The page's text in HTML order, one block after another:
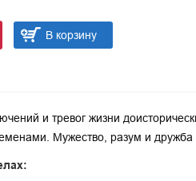
В корзину
и тревог жизни
Мужество, разум и дружба